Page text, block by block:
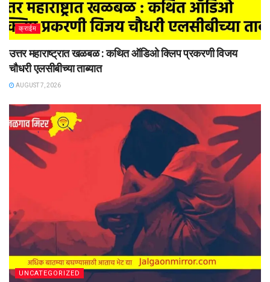
क्राईम
उत्तर महाराष्ट्रात खळबळ : कथित ऑडिओ क्लिप प्रकरणी विजय
चौधरी एलसीबीच्या ताब्यात
AUGUST 7, 2026
UNCATEGORIZED